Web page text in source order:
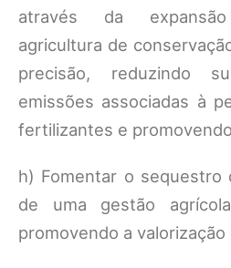
através da
agricultura de
precisão, reduzindo
emissões associadas à
fertilizantes e
h) Fomentar o sequestro
de uma gestão
promovendo a